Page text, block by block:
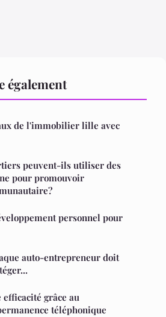
également
de l'immobilier lille avec
peuvent-ils utiliser des
pour promouvoir
personnel pour
auto-entrepreneur doit
grâce au
téléphonique